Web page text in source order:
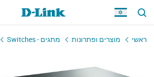
ראשי מוצרים ופתרונות מתגים - Switches